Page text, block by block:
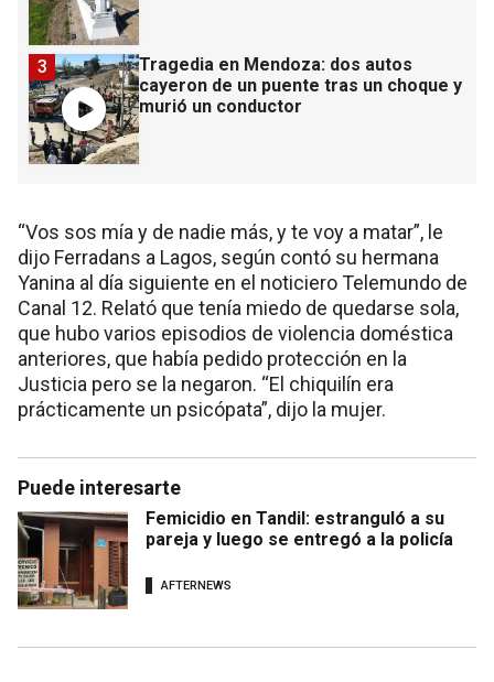
Tragedia en Mendoza: dos autos
cayeron de un puente tras un choque y
murió un conductor
3
“Vos sos mía y de nadie más, y te voy a matar”, le
dijo Ferradans a Lagos, según contó su hermana
Yanina al día siguiente en el noticiero Telemundo de
Canal 12. Relató que tenía miedo de quedarse sola,
que hubo varios episodios de violencia doméstica
anteriores, que había pedido protección en la
Justicia pero se la negaron. “El chiquilín era
prácticamente un psicópata”, dijo la mujer.
Puede interesarte
Femicidio en Tandil: estranguló a su
pareja y luego se entregó a la policía
AFTERNEWS